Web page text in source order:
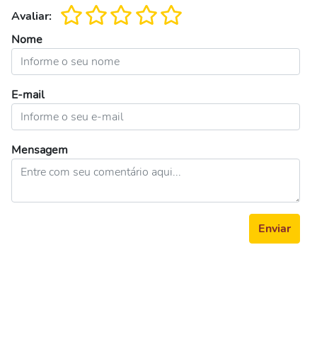
Avaliar:
Nome
E-mail
Mensagem
Enviar